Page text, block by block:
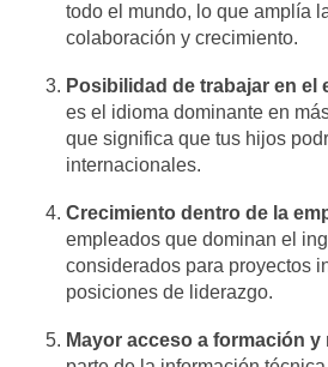
todo el mundo, lo que amplía
colaboración y crecimiento.
Posibilidad de trabajar en el
es el idioma dominante en
que significa que tus hijos
internacionales.
Crecimiento dentro de la
empleados que dominan el
considerados para proyectos
posiciones de liderazgo.
Mayor acceso a formación